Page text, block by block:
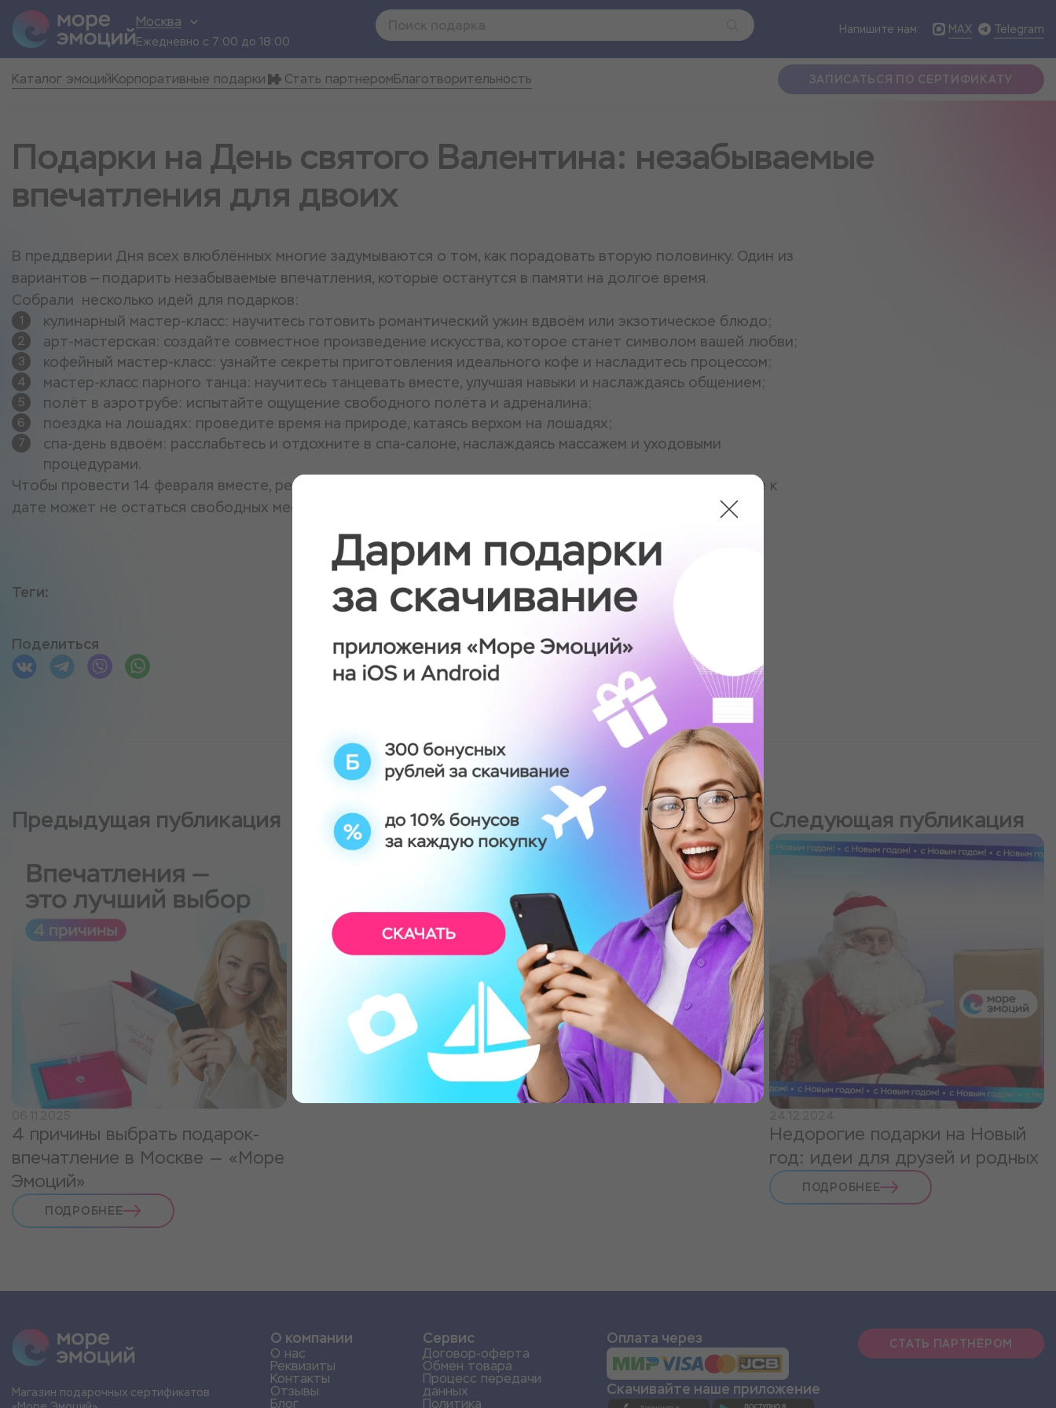
Москва
Ежедневно с 7:00 до 18:00
Напишите нам: MAX Telegram
Каталог эмоцийКорпоративные подарки Стать партнеромБлаготворительность ЗАПИСАТЬСЯ ПО СЕРТИФИКАТУ
Подарки на День святого Валентина: незабываемые
впечатления для двоих
В преддверии Дня всех влюблённых многие задумываются о том, как порадовать вторую половинку. Один из
вариантов — подарить незабываемые впечатления, которые останутся в памяти на долгое время.
Собрали несколько идей для подарков:
кулинарный мастер-класс: научитесь готовить романтический ужин вдвоём или экзотическое блюдо;
арт-мастерская: создайте совместное произведение искусства, которое станет символом вашей любви;
кофейный мастер-класс: узнайте секреты приготовления идеального кофе и насладитесь процессом;
мастер-класс парного танца: научитесь танцевать вместе, улучшая навыки и наслаждаясь общением;
полёт в аэротрубе: испытайте ощущение свободного полёта и адреналина;
поездка на лошадях: проведите время на природе, катаясь верхом на лошадях;
спа-день вдвоём: расслабьтесь и отдохните в спа-салоне, наслаждаясь массажем и уходовыми
процедурами.
Чтобы провести 14 февраля вместе, рекомендуется записываться на впечатления заранее, так как ближе к
дате может не остаться свободных мест.
Теги:
Поделиться
Предыдущая публикация
4 причины выбрать подарок-
впечатление в Москве — «Море
Эмоций»
ПОДРОБНЕЕ
Следующая публикация
Недорогие подарки на Новый
год: идеи для друзей и родных
ПОДРОБНЕЕ
Магазин подарочных сертификатов
О компании
О нас
Реквизиты
Контакты
Отзывы
Блог
Сервис
Договор-оферта
Обмен товара
Процесс передачи
данных
Политика
Оплата через
Скачивайте наше приложение
СТАТЬ ПАРТНЁРОМ